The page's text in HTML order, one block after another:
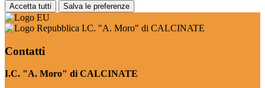
Accetta tutti Salva le preferenze
I.C. "A. Moro" di CALCINATE
Contatti
I.C. "A. Moro" di CALCINATE